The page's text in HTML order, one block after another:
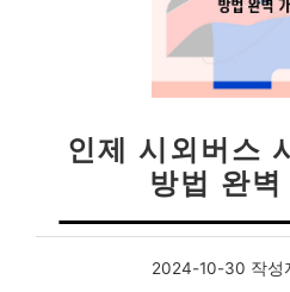
인제 시외버스
방법 완
2024-10-30 작성